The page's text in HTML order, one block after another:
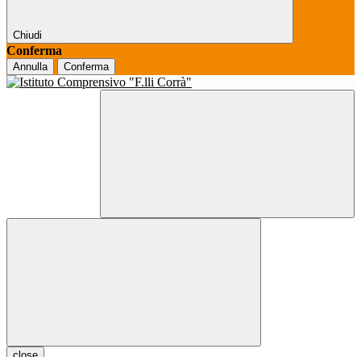
Chiudi
Conferma
Annulla Conferma